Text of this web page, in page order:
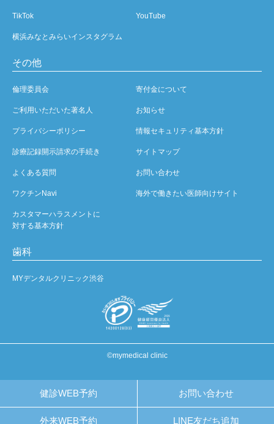
健診WEB予約 お問い合わせ
外来WEB予約 LINE友だち追加
TikTok YouTube
横浜みなとみらいインスタグラム
その他
倫理委員会 寄付金について
ご利用いただいた著名人 お知らせ
プライバシーポリシー 情報セキュリティ基本方針
診療記録開示請求の手続き サイトマップ
よくある質問 お問い合わせ
ワクチンNavi 海外で働きたい医師向けサイト
カスタマーハラスメントに
対する基本方針
歯科
MYデンタルクリニック渋谷
©mymedical clinic